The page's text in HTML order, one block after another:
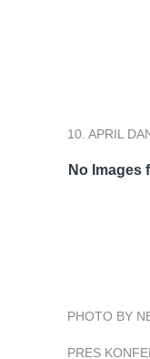
10. APRIL
No Images
PHOTO BY
PRES